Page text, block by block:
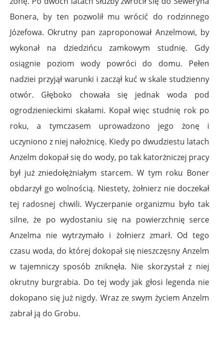
Bonera, by ten pozwolił mu wrócić do rodzinnego
Józefowa. Okrutny pan zaproponował Anzelmowi, by
wykonał na dziedzińcu zamkowym studnię. Gdy
osiągnie poziom wody powróci do domu. Pełen
nadziei przyjął warunki i zaczął kuć w skale studzienny
otwór. Głęboko chowała się jednak woda pod
ogrodzienieckimi skałami. Kopał więc studnię rok po
roku, a tymczasem uprowadzono jego żonę i
uczyniono z niej nałożnicę. Kiedy po dwudziestu latach
Anzelm dokopał się do wody, po tak katorżniczej pracy
był już zniedołężniałym starcem. W tym roku Boner
obdarzył go wolnością. Niestety, żołnierz nie doczekał
tej radosnej chwili. Wyczerpanie organizmu było tak
silne, że po wydostaniu się na powierzchnię serce
Anzelma nie wytrzymało i żołnierz zmarł. Od tego
czasu woda, do której dokopał się nieszczęsny Anzelm
w tajemniczy sposób zniknęła. Nie skorzystał z niej
okrutny burgrabia. Do tej wody jak głosi legenda nie
dokopano się już nigdy. Wraz ze swym życiem Anzelm
zabrał ją do Grobu.